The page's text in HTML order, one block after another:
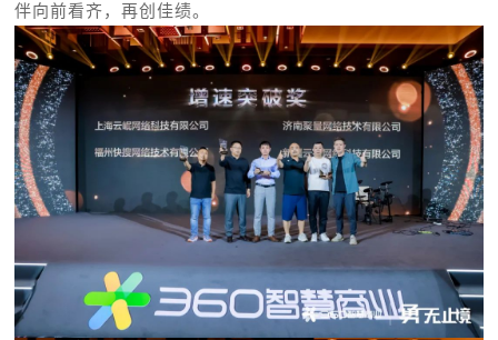
伴向前看齐，再创佳绩。